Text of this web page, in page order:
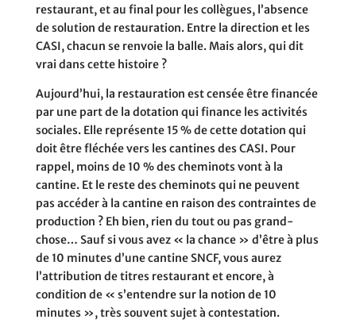
restaurant, et au final pour les collègues, l’absence
de solution de restauration. Entre la direction et les
CASI, chacun se renvoie la balle. Mais alors, qui dit
vrai dans cette histoire ?
Aujourd’hui, la restauration est censée être financée
par une part de la dotation qui finance les activités
sociales. Elle représente 15 % de cette dotation qui
doit être fléchée vers les cantines des CASI. Pour
rappel, moins de 10 % des cheminots vont à la
cantine. Et le reste des cheminots qui ne peuvent
pas accéder à la cantine en raison des contraintes de
production ? Eh bien, rien du tout ou pas grand-
chose… Sauf si vous avez « la chance » d’être à plus
de 10 minutes d’une cantine SNCF, vous aurez
l’attribution de titres restaurant et encore, à
condition de « s’entendre sur la notion de 10
minutes », très souvent sujet à contestation.